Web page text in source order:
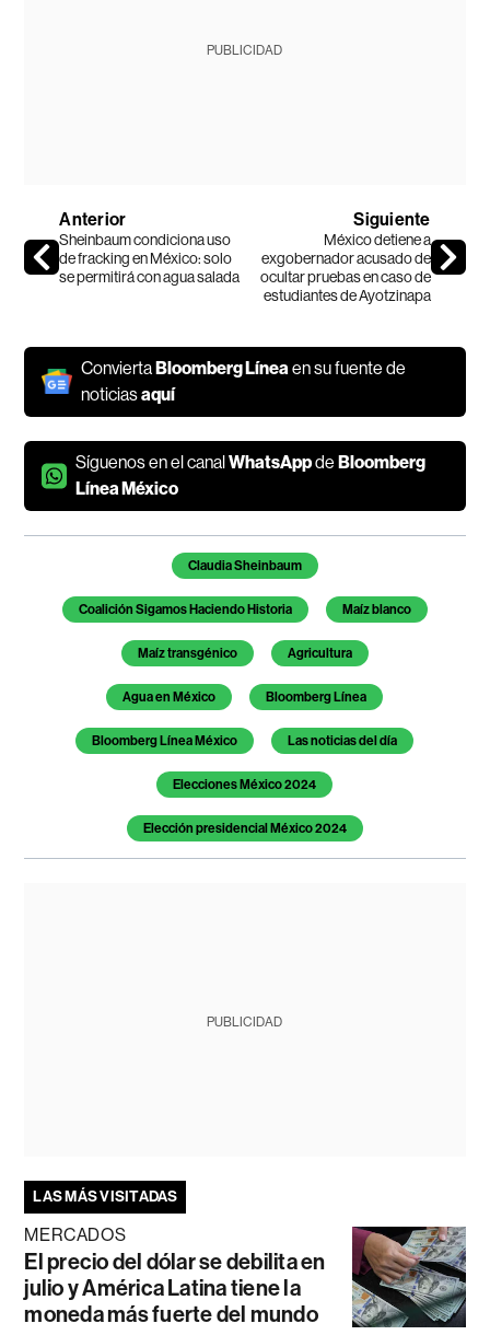
PUBLICIDAD
Anterior
Sheinbaum condiciona uso
de fracking en México: solo
se permitirá con agua salada
Siguiente
México detiene a
exgobernador acusado de
ocultar pruebas en caso de
estudiantes de Ayotzinapa
ConviertaBloomberg Líneaen su fuente de
noticiasaquí
Síguenos en el canalWhatsAppdeBloomberg
Línea México
Temas de este artículoClaudia Sheinbaum
Coalición Sigamos Haciendo Historia Maíz blanco
Maíz transgénico Agricultura
Agua en México Bloomberg Línea
Bloomberg Línea México Las noticias del día
Elecciones México 2024
Elección presidencial México 2024
PUBLICIDAD
LAS MÁS VISITADAS
MERCADOS
El precio del dólar se debilita en
julio y América Latina tiene la
moneda más fuerte del mundo